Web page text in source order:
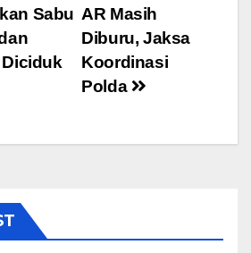
AR Masih
Diburu, Jaksa
Koordinasi
Polda
Sabu
Diciduk